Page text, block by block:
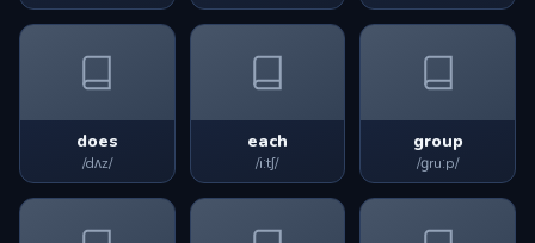
does
/dʌz/
each
/iːtʃ/
group
/ɡruːp/